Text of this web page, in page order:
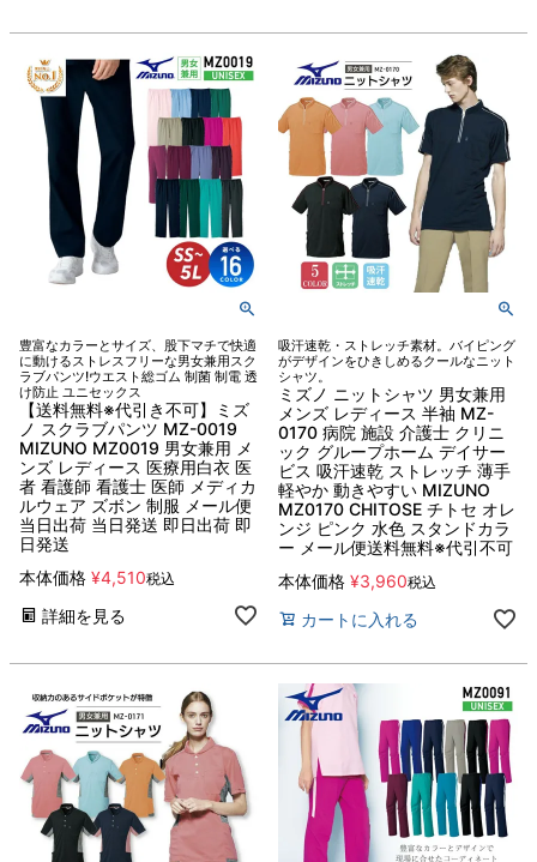
豊富なカラーとサイズ、股下マチで快適
に動けるストレスフリーな男女兼用スク
ラブパンツ!ウエスト総ゴム 制菌 制電 透
け防止 ユニセックス
【送料無料※代引き不可】ミズ
ノ スクラブパンツ MZ-0019
MIZUNO MZ0019 男女兼用 メ
ンズ レディース 医療用白衣 医
者 看護師 看護士 医師 メディカ
ルウェア ズボン 制服 メール便
当日出荷 当日発送 即日出荷 即
日発送
本体価格 ¥4,510税込
詳細を見る
吸汗速乾・ストレッチ素材。バイピング
がデザインをひきしめるクールなニット
シャツ。
ミズノ ニットシャツ 男女兼用
メンズ レディース 半袖 MZ-
0170 病院 施設 介護士 クリニ
ック グループホーム デイサー
ビス 吸汗速乾 ストレッチ 薄手
軽やか 動きやすい MIZUNO
MZ0170 CHITOSE チトセ オレ
ンジ ピンク 水色 スタンドカラ
ー メール便送料無料※代引不可
本体価格 ¥3,960税込
カートに入れる